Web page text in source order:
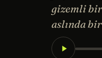
gizemli bir
aslında